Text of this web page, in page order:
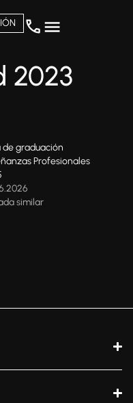
2023
de graduación
Profesionales
similar